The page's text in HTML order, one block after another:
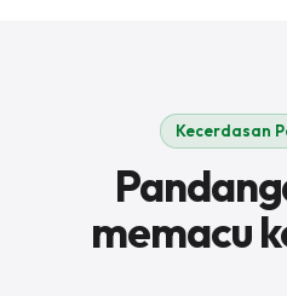
Kecerdasan
memacu